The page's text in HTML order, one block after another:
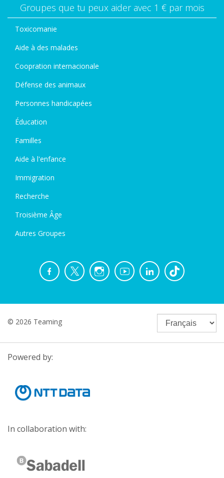
Groupes que tu peux aider avec 1 € par mois
Toxicomanie
Aide à des malades
Coopration internacionale
Défense des animaux
Personnes handicapées
Éducation
Familles
Aide à l'enfance
Immigration
Recherche
Troisième Âge
Autres Groupes
© 2026 Teaming
Powered by:
In collaboration with: